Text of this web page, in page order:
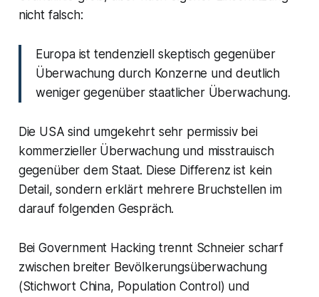
nicht falsch:
Europa ist tendenziell skeptisch gegenüber
Überwachung durch Konzerne und deutlich
weniger gegenüber staatlicher Überwachung.
Die USA sind umgekehrt sehr permissiv bei
kommerzieller Überwachung und misstrauisch
gegenüber dem Staat. Diese Differenz ist kein
Detail, sondern erklärt mehrere Bruchstellen im
darauf folgenden Gespräch.
Bei Government Hacking trennt Schneier scharf
zwischen breiter Bevölkerungsüberwachung
(Stichwort China, Population Control) und